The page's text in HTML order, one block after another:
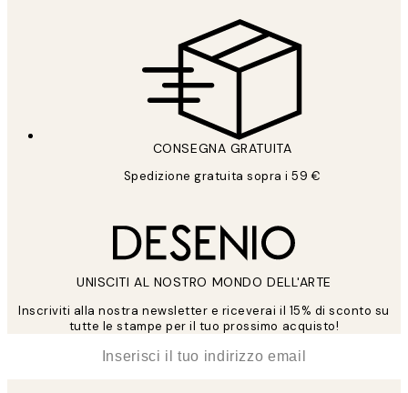
CONSEGNA GRATUITA
Spedizione gratuita sopra i 59 €
UNISCITI AL NOSTRO MONDO DELL'ARTE
Inscriviti alla nostra newsletter e riceverai il 15% di sconto su
tutte le stampe per il tuo prossimo acquisto!